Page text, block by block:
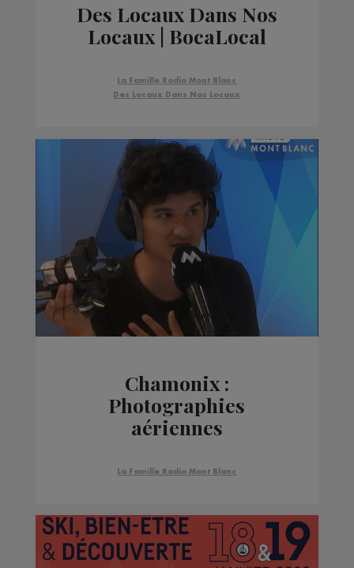
Des Locaux Dans Nos
Locaux | BocaLocal
La Famille Radio Mont Blanc
Des Locaux Dans Nos Locaux
Chamonix :
Photographies
aériennes
La Famille Radio Mont Blanc